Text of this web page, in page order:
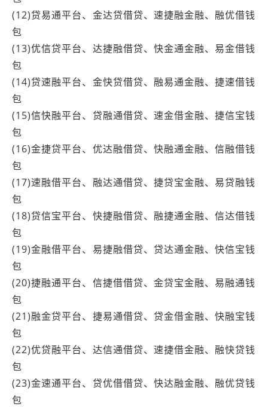
(12)贷易通平台、金达贷借贷、速捷融金融、融优借钱
包
(13)优信贷平台、达捷融借贷、快金通金融、易金借钱
包
(14)贷速融平台、金快贷借贷、融易通金融、捷速借钱
包
(15)信快融平台、贷融通借贷、速金借金融、捷信宝钱
包
(16)金捷贷平台、优达融借贷、快融通金融、信融借钱
包
(17)速融借平台、融达通借贷、捷贷宝金融、易贷融钱
包
(18)贷信宝平台、快捷融借贷、融捷通金融、信达借钱
包
(19)金融借平台、易捷融借贷、贷达通金融、快信宝钱
包
(20)捷融通平台、信捷借借贷、金贷宝金融、易融通钱
包
(21)融金贷平台、捷易通借贷、贷金借金融、快融宝钱
包
(22)优贷融平台、达信通借贷、速捷借金融、融快贷钱
包
(23)金速通平台、贷优借借贷、快达融金融、融优贷钱
包